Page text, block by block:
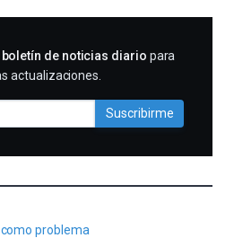
boletín de noticias diario para
actualizaciones.
Suscribirme
como problema